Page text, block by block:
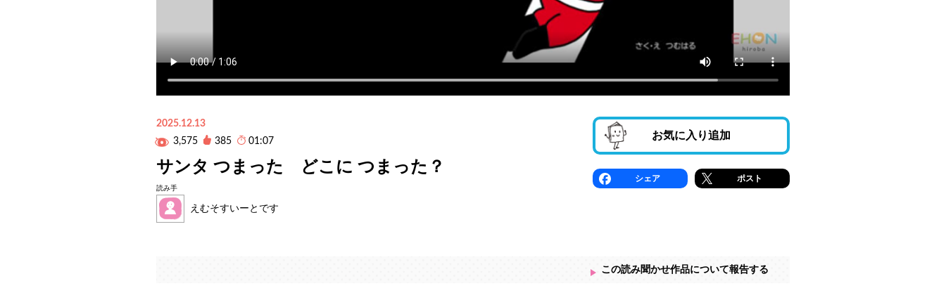
2025.12.13
3,575
385 01:07
サンタ つまった どこに つまった？
読み手
えむそすいーとです
お気に入り追加
シェア ポスト
この読み聞かせ作品について報告する